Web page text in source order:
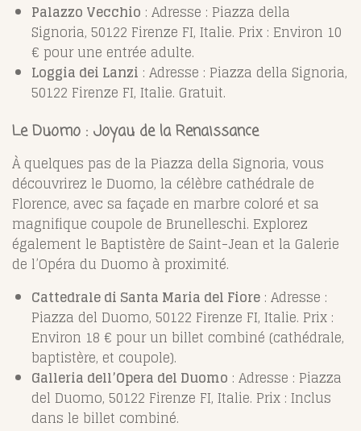
Palazzo Vecchio : Adresse : Piazza della
Signoria, 50122 Firenze FI, Italie. Prix : Environ 10
€ pour une entrée adulte.
Loggia dei Lanzi : Adresse : Piazza della Signoria,
50122 Firenze FI, Italie. Gratuit.
Le Duomo : Joyau de la Renaissance
À quelques pas de la Piazza della Signoria, vous
découvrirez le Duomo, la célèbre cathédrale de
Florence, avec sa façade en marbre coloré et sa
magnifique coupole de Brunelleschi. Explorez
également le Baptistère de Saint-Jean et la Galerie
de l’Opéra du Duomo à proximité.
Cattedrale di Santa Maria del Fiore : Adresse :
Piazza del Duomo, 50122 Firenze FI, Italie. Prix :
Environ 18 € pour un billet combiné (cathédrale,
baptistère, et coupole).
Galleria dell’Opera del Duomo : Adresse : Piazza
del Duomo, 50122 Firenze FI, Italie. Prix : Inclus
dans le billet combiné.